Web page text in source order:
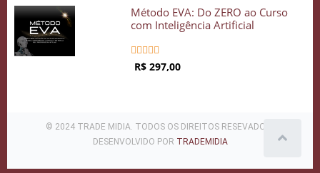
Método EVA: Do ZERO ao Curso
com Inteligência Artificial
    
R$ 297,00
© 2024 TRADE MIDIA. TODOS OS DIREITOS RESEVADOS .
DESENVOLVIDO POR TRADEMIDIA